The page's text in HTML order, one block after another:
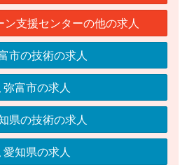
ン支援センターの他の求人
市の技術の求人
弥富市の求人
県の技術の求人
愛知県の求人